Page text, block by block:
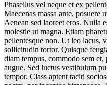
Phasellus vel neque et ex
Maecenas massa ante, posuere
Aenean sed laoreet eros. Nulla
molestie ut magna. Etiam
pellentesque non. Ut leo lacus,
sollicitudin tortor. Quisque
diam tempus, commodo sem
augue. Sed luctus vestibulum
tempor. Class aptent taciti